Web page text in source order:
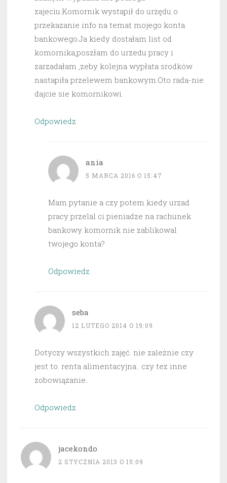
zajeciu.Komornik wystapił do urzędu o
przekazanie info na temat mojego konta
bankowego.Ja kiedy dostałam list od
komornika,poszłam do urzedu pracy i
zarzadałam ,zeby kolejna wypłata srodków
nastapiła przelewem bankowym.Oto rada-nie
dajcie sie komornikowi.
Odpowiedz
ania
5 MARCA 2016 O 15:47
Mam pytanie a czy potem kiedy urzad
pracy przelal ci pieniadze na rachunek
bankowy komornik nie zablikowal
twojego konta?
Odpowiedz
seba
12 LUTEGO 2014 O 19:09
Dotyczy wszystkich zajęć. nie zależnie czy
jest to. renta alimentacyjna.. czy tez inne
zobowiązanie..
Odpowiedz
jacekondo
2 STYCZNIA 2013 O 15:09